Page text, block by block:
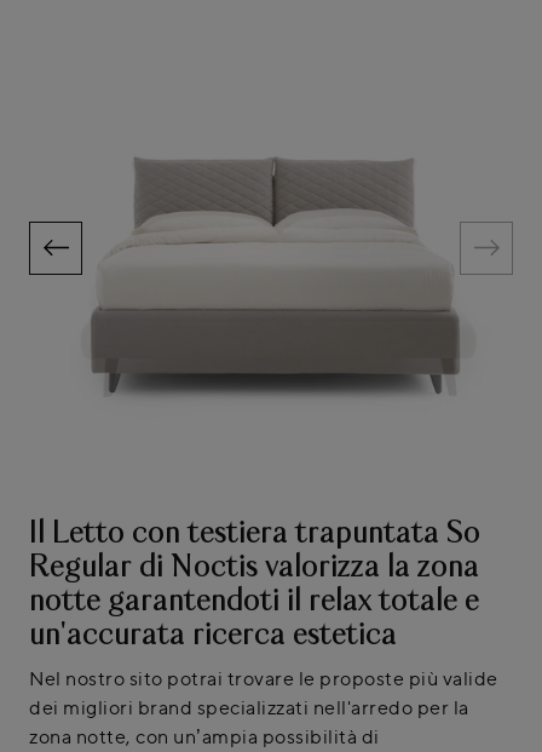
Il Letto con testiera trapuntata So
Regular di Noctis valorizza la zona
notte garantendoti il relax totale e
un'accurata ricerca estetica
Nel nostro sito potrai trovare le proposte più valide
dei migliori brand specializzati nell'arredo per la
zona notte, con un’ampia possibilità di